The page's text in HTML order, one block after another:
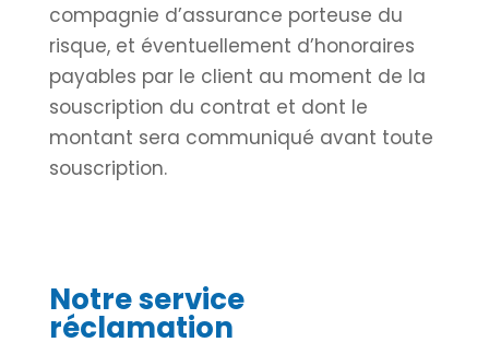
compagnie d’assurance porteuse du
risque, et éventuellement d’honoraires
payables par le client au moment de la
souscription du contrat et dont le
montant sera communiqué avant toute
souscription.
Notre service
réclamation